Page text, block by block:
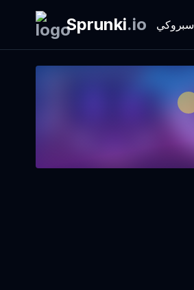
Sprunki.io سبروكي